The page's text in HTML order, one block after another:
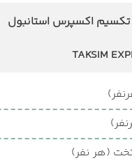
اکسپرس استانبول
TAKSIM
(هر نفر)